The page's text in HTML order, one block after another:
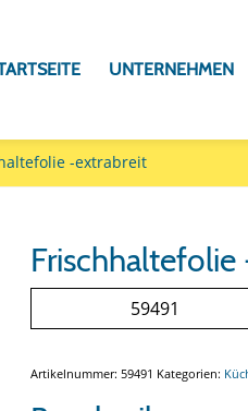
UNTERNEHMEN
-extrabreit
59491
Artikelnummer:59491 Kategorien: